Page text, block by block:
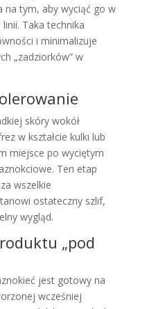
na tym, aby wyciąć go w
Taka technika
i minimalizuje
„zadziorków” w
skóry wokół
w kształcie kulki lub
miejsce po wyciętym
Ten etap
wszelkie
ostateczny szlif,
wygląd.
„pod
jest gotowy na
wcześniej